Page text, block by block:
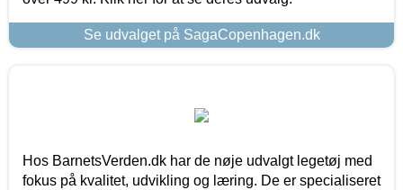
Se udvalget på SagaCopenhagen.dk
Hos BarnetsVerden.dk har de nøje udvalgt legetøj med
fokus på kvalitet, udvikling og læring. De er specialiseret